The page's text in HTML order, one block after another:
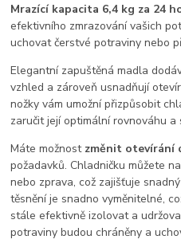
Mrazící kapacita 6,4 kg za 24
efektivního zmrazování vašich
uchovat čerstvé potraviny nebo
Elegantní zapuštěná madla
vzhled a zároveň usnadňují
nožky vám umožní přizpůsobit
zaručit její optimální rovnováhu a
Máte možnost změnit otevírání
požadavků. Chladničku můžete
nebo zprava, což zajišťuje
těsnění je snadno vyměnitelné,
stále efektivně izolovat a
potraviny budou chráněny a